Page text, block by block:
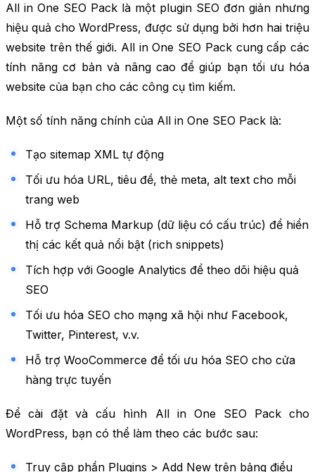
All in One SEO Pack là một plugin SEO đơn giản nhưng
hiệu quả cho WordPress, được sử dụng bởi hơn hai triệu
website trên thế giới. All in One SEO Pack cung cấp các
tính năng cơ bản và nâng cao để giúp bạn tối ưu hóa
website của bạn cho các công cụ tìm kiếm.
Một số tính năng chính của All in One SEO Pack là:
Tạo sitemap XML tự động
Tối ưu hóa URL, tiêu đề, thẻ meta, alt text cho mỗi
trang web
Hỗ trợ Schema Markup (dữ liệu có cấu trúc) để hiển
thị các kết quả nổi bật (rich snippets)
Tích hợp với Google Analytics để theo dõi hiệu quả
SEO
Tối ưu hóa SEO cho mạng xã hội như Facebook,
Twitter, Pinterest, v.v.
Hỗ trợ WooCommerce để tối ưu hóa SEO cho cửa
hàng trực tuyến
Để cài đặt và cấu hình All in One SEO Pack cho
WordPress, bạn có thể làm theo các bước sau:
Truy cập phần Plugins > Add New trên bảng điều